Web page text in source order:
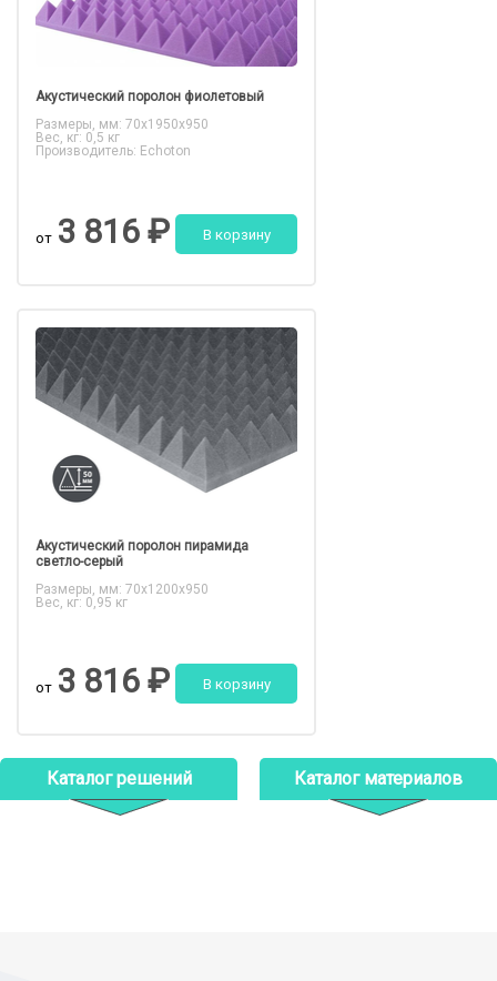
Каталог решений Каталог материалов
Акустический поролон фиолетовый
Размеры, мм: 70x1950x950
Вес, кг: 0,5 кг
Производитель: Echoton
от 3 816 ₽ В корзину
Акустический поролон пирамида
светло-серый
Размеры, мм: 70x1200x950
Вес, кг: 0,95 кг
от 3 816 ₽ В корзину